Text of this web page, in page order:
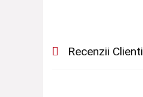
Recenzii Clienti